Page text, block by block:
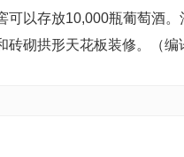
以存放10,000瓶葡萄酒
砌拱形天花板装修。（编